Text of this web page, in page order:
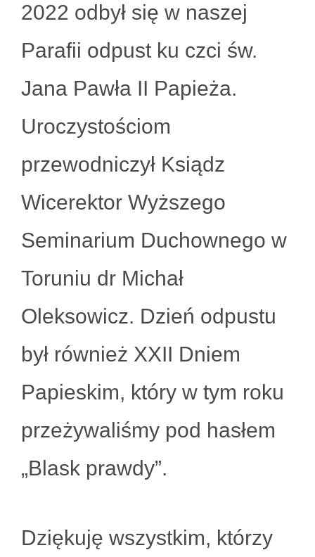
2022 odbył się w naszej
Parafii odpust ku czci św.
Jana Pawła II Papieża.
Uroczystościom
przewodniczył Ksiądz
Wicerektor Wyższego
Seminarium Duchownego w
Toruniu dr Michał
Oleksowicz. Dzień odpustu
był również XXII Dniem
Papieskim, który w tym roku
przeżywaliśmy pod hasłem
„Blask prawdy”.
Dziękuję wszystkim, którzy